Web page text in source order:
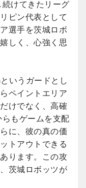
けてきたリーグ
ピン代表として
選手を茨城ロボ
しく、心強く思
いうガードとし
ペイントエリア
けでなく、高確
もゲームを支配
に、彼の真の価
トアウトできる
ります。この攻
茨城ロボッツが